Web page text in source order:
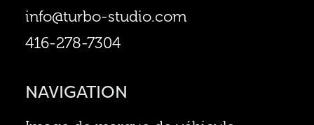
info@turbo-studio.com
416-278-7304
NAVIGATION